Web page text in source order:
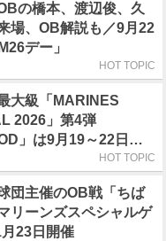
の橋本、渡辺俊、久
場、OB解説も／9月22
デー」
HOT TOPIC
大級「MARINES
2026」第4弾
」は9月19～22日／
HOT TOPIC
団主催のOB戦「ちば
リーンズスペシャルゲ
23日開催